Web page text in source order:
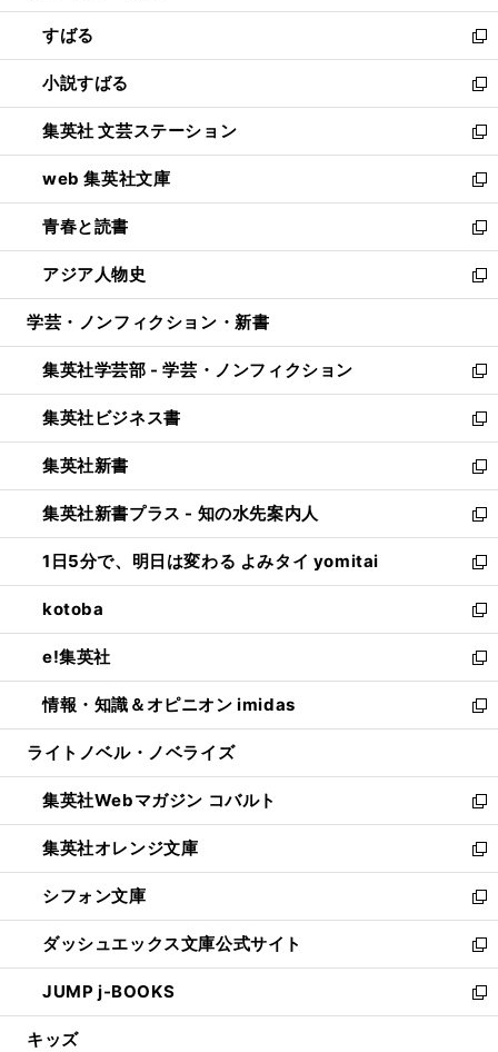
開
く
ウ
で
開
く
ン
ド
ウ
で
開
く
すばる
新
し
い
ウ
ィ
ン
ド
ウ
で
開
く
小説すばる
新
し
い
ウ
ィ
ン
ド
ウ
で
開
集英社 文芸ステーション
新
し
い
ウ
ィ
ン
ド
ウ
開
く
web 集英社文庫
新
し
い
ウ
ィ
ン
ウ
で
開
く
青春と読書
新
し
い
ウ
ン
ド
ウ
で
開
く
アジア人物史
新
し
ウ
ィ
ン
ド
ウ
で
開
く
学芸・ノンフィクション・新書
集英社学芸部 - 学芸・ノンフィクション
新
し
い
ウ
ィ
ン
ド
ウ
で
開
く
集英社ビジネス書
新
し
い
ウ
ィ
ン
ド
ウ
で
開
く
集英社新書
新
し
い
ウ
ィ
ン
ド
ウ
で
開
く
集英社新書プラス - 知の水先案内人
新
し
い
ウ
ィ
ン
ド
ウ
で
開
1日5分で、明日は変わる よみタイ yomitai
新
し
い
ウ
ィ
ン
ド
ウ
開
く
kotoba
新
し
い
ウ
ィ
ン
ウ
で
開
く
e!集英社
新
し
い
ウ
ン
ド
ウ
で
開
く
情報・知識＆オピニオン imidas
新
し
ウ
ィ
ン
ド
ウ
で
開
く
ライトノベル・ノベライズ
集英社Webマガジン コバルト
新
し
い
ウ
ィ
ン
ド
ウ
で
開
集英社オレンジ文庫
新
し
い
ウ
ィ
ン
ド
ウ
シフォン文庫
新
し
い
ウ
ィ
ン
ダッシュエックス文庫公式サイト
新
し
い
ウ
JUMP j-BOOKS
新
し
キッズ